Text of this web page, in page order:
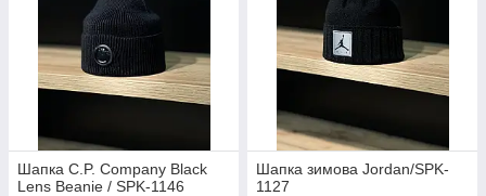
Шапка C.P. Company Black
Lens Beanie / SPK-1146
Шапка зимова Jordan/SPK-
1127